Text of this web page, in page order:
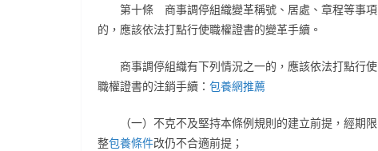
第十條 商事調停組織變革稱號、居處、章程等事項
的，應該依法打點行使職權證書的變革手續。
商事調停組織有下列情況之一的，應該依法打點行使
職權證書的注銷手續： 包養網推薦
（一）不克不及堅持本條例規則的建立前提，經期限
整包養條件改仍不合適前提；